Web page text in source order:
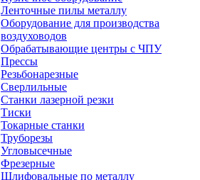
Ленточные пилы металлу
Оборудование для производства
воздуховодов
Обрабатывающие центры с ЧПУ
Прессы
Резьбонарезные
Сверлильные
Станки лазерной резки
Тиски
Токарные станки
Труборезы
Угловысечные
Фрезерные
Шлифовальные по металлу